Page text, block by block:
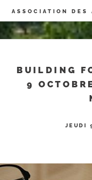
Panneau de gestion des
ASSOCIATION DES
BUILDING
9
JEUDI